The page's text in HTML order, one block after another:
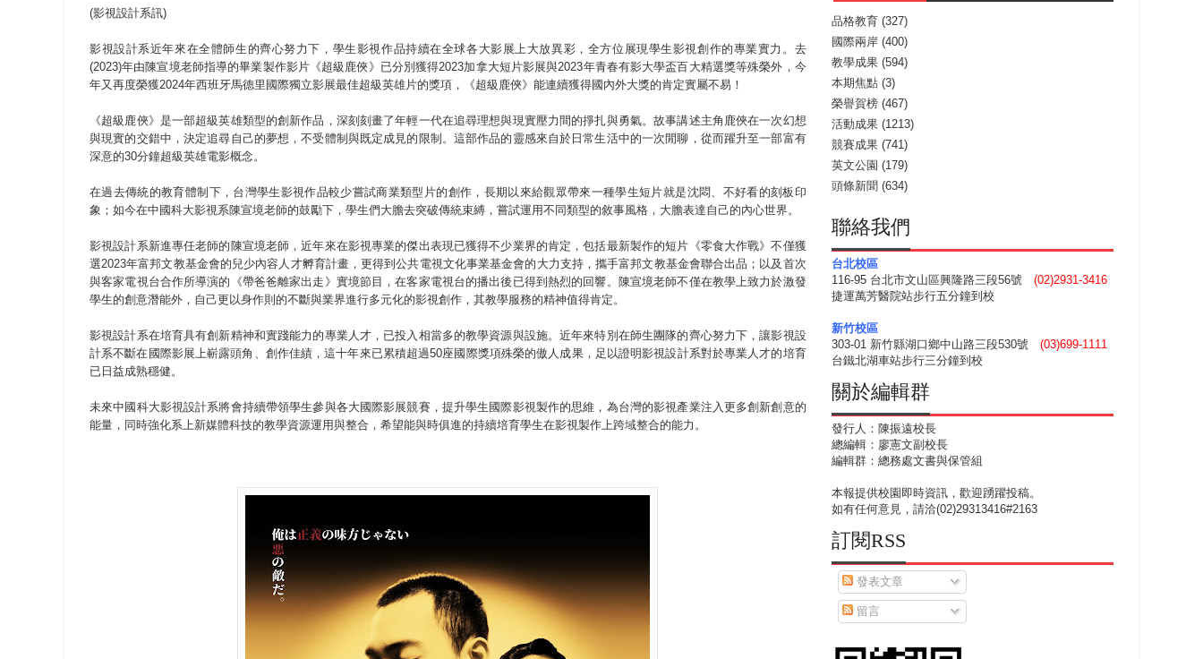
(影視設計系訊)
影視設計系近年來在全體師生的齊心努力下，學生影視作品持續在全球各大影展上大放異彩，全方位展現學生影視創作的專業實力。去
(2023)年由陳宣境老師指導的畢業製作影片《超級鹿俠》已分別獲得2023加拿大短片影展與2023年青春有影大學盃百大精選獎等殊榮外，今
年又再度榮獲2024年西班牙馬德里國際獨立影展最佳超級英雄片的獎項，《超級鹿俠》能連續獲得國內外大獎的肯定實屬不易！
《超級鹿俠》是一部超級英雄類型的創新作品，深刻刻畫了年輕一代在追尋理想與現實壓力間的掙扎與勇氣。故事講述主角鹿俠在一次幻想
與現實的交錯中，決定追尋自己的夢想，不受體制與既定成見的限制。這部作品的靈感來自於日常生活中的一次閒聊，從而躍升至一部富有
深意的30分鐘超級英雄電影概念。
在過去傳統的教育體制下，台灣學生影視作品較少嘗試商業類型片的創作，長期以來給觀眾帶來一種學生短片就是沈悶、不好看的刻板印
象；如今在中國科大影視系陳宣境老師的鼓勵下，學生們大膽去突破傳統束縛，嘗試運用不同類型的敘事風格，大膽表達自己的內心世界。
影視設計系新進專任老師的陳宣境老師，近年來在影視專業的傑出表現已獲得不少業界的肯定，包括最新製作的短片《零食大作戰》不僅獲
選2023年富邦文教基金會的兒少內容人才孵育計畫，更得到公共電視文化事業基金會的大力支持，攜手富邦文教基金會聯合出品；以及首次
與客家電視台合作所導演的《帶爸爸離家出走》實境節目，在客家電視台的播出後已得到熱烈的回響。陳宣境老師不僅在教學上致力於激發
學生的創意潛能外，自己更以身作則的不斷與業界進行多元化的影視創作，其教學服務的精神值得肯定。
影視設計系在培育具有創新精神和實踐能力的專業人才，已投入相當多的教學資源與設施。近年來特別在師生團隊的齊心努力下，讓影視設
計系不斷在國際影展上嶄露頭角、創作佳績，這十年來已累積超過50座國際獎項殊榮的傲人成果，足以證明影視設計系對於專業人才的培育
已日益成熟穩健。
未來中國科大影視設計系將會持續帶領學生參與各大國際影展競賽，提升學生國際影視製作的思維，為台灣的影視產業注入更多創新創意的
能量，同時強化系上新媒體科技的教學資源運用與整合，希望能與時俱進的持續培育學生在影視製作上跨域整合的能力。
品格教育 (327)
國際兩岸 (400)
教學成果 (594)
本期焦點 (3)
榮譽賀榜 (467)
活動成果 (1213)
競賽成果 (741)
英文公園 (179)
頭條新聞 (634)
聯絡我們
台北校區
116-95 台北市文山區興隆路三段56號 (02)2931-3416
捷運萬芳醫院站步行五分鐘到校
新竹校區
303-01 新竹縣湖口鄉中山路三段530號 (03)699-1111
台鐵北湖車站步行三分鐘到校
關於編輯群
發行人：陳振遠校長
總編輯：廖憲文副校長
編輯群：總務處文書與保管組
本報提供校園即時資訊，歡迎踴躍投稿。
如有任何意見，請洽(02)29313416#2163
訂閱RSS
發表文章
留言